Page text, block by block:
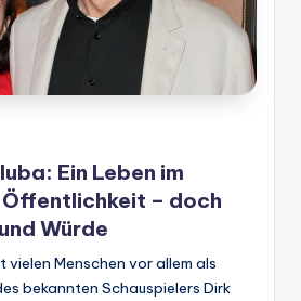
Ein Leben im
– doch
Würde
Menschen vor allem als
bekannten Schauspielers Dirk